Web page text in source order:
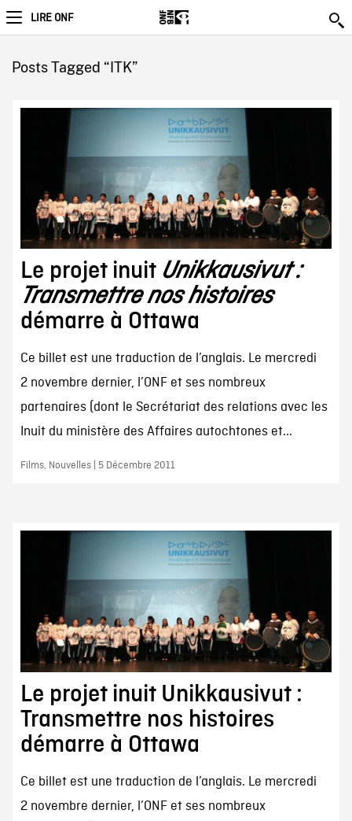
LIRE ONF
Posts Tagged “ITK”
Le projet inuit Unikkausivut :
Transmettre nos histoires
démarre à Ottawa
Ce billet est une traduction de l’anglais. Le mercredi
2 novembre dernier, l’ONF et ses nombreux
partenaires (dont le Secrétariat des relations avec les
Inuit du ministère des Affaires autochtones et...
Films, Nouvelles | 5 Décembre 2011
Le projet inuit Unikkausivut :
Transmettre nos histoires
démarre à Ottawa
Ce billet est une traduction de l’anglais. Le mercredi
2 novembre dernier, l’ONF et ses nombreux